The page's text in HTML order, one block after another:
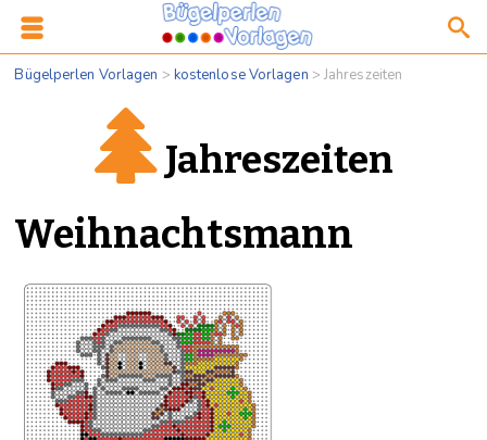
Bügelperlen Vorlagen > kostenlose Vorlagen > Jahreszeiten
Jahreszeiten
Weihnachtsmann